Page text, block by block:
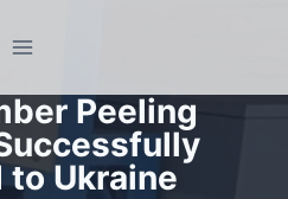
Peeling
to Ukraine